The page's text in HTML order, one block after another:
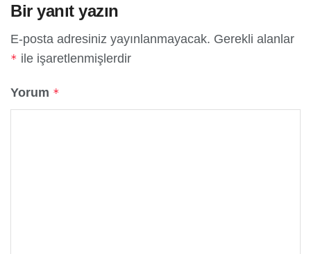
Bir yanıt yazın
E-posta adresiniz yayınlanmayacak. Gerekli alanlar
* ile işaretlenmişlerdir
Yorum *